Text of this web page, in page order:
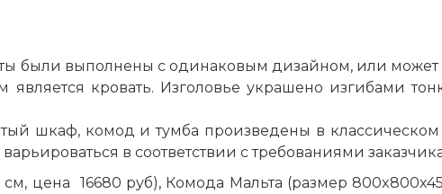
были выполнены с одинаковым дизайном, или может
кровать. Изголовье украшено изгибами
шкаф, комод и тумба произведены в
в соответствии с требованиями
см, цена
16680 руб), Комода Мальта (размер